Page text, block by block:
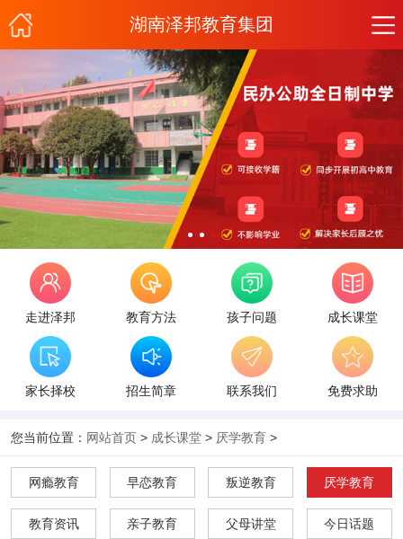
湖南泽邦教育集团
走进泽邦 教育方法 孩子问题 成长课堂
家长择校 招生简章 联系我们 免费求助
您当前位置： 网站首页 > 成长课堂 > 厌学教育 >
网瘾教育 早恋教育 叛逆教育 厌学教育
教育资讯 亲子教育 父母讲堂 今日话题